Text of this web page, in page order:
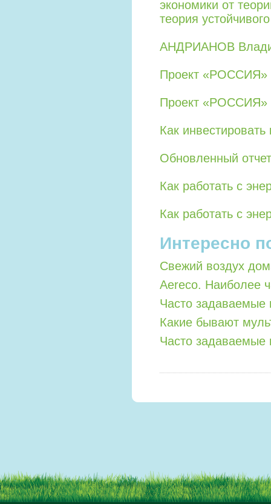
экономики от
теория
АНДРИАНОВ
Проект «РОССИЯ»
Проект «РОССИЯ»
Как
Обновленный
Как работать с
Как работать с
Интересно
Свежий воздух
Aereco. Наиболее
Часто задаваемые
Какие бывают
Часто задаваемые